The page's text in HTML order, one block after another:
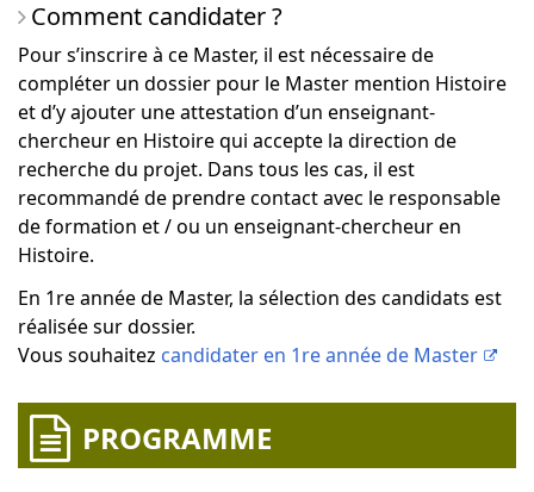
Comment candidater ?
Pour s’inscrire à ce Master, il est nécessaire de
compléter un dossier pour le Master mention Histoire
et d’y ajouter une attestation d’un enseignant-
chercheur en Histoire qui accepte la direction de
recherche du projet. Dans tous les cas, il est
recommandé de prendre contact avec le responsable
de formation et / ou un enseignant-chercheur en
Histoire.
En 1re année de Master, la sélection des candidats est
réalisée sur dossier.
Vous souhaitez candidater en 1re année de Master
PROGRAMME